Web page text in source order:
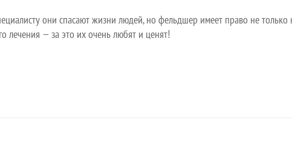
они спасают жизни людей, но фельдшер имеет право не только
лечения — за это их очень любят и ценят!